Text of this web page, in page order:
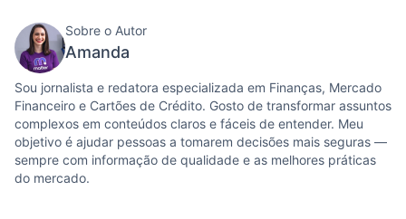
Sobre o Autor
Amanda
Sou jornalista e redatora especializada em Finanças, Mercado
Financeiro e Cartões de Crédito. Gosto de transformar assuntos
complexos em conteúdos claros e fáceis de entender. Meu
objetivo é ajudar pessoas a tomarem decisões mais seguras —
sempre com informação de qualidade e as melhores práticas
do mercado.